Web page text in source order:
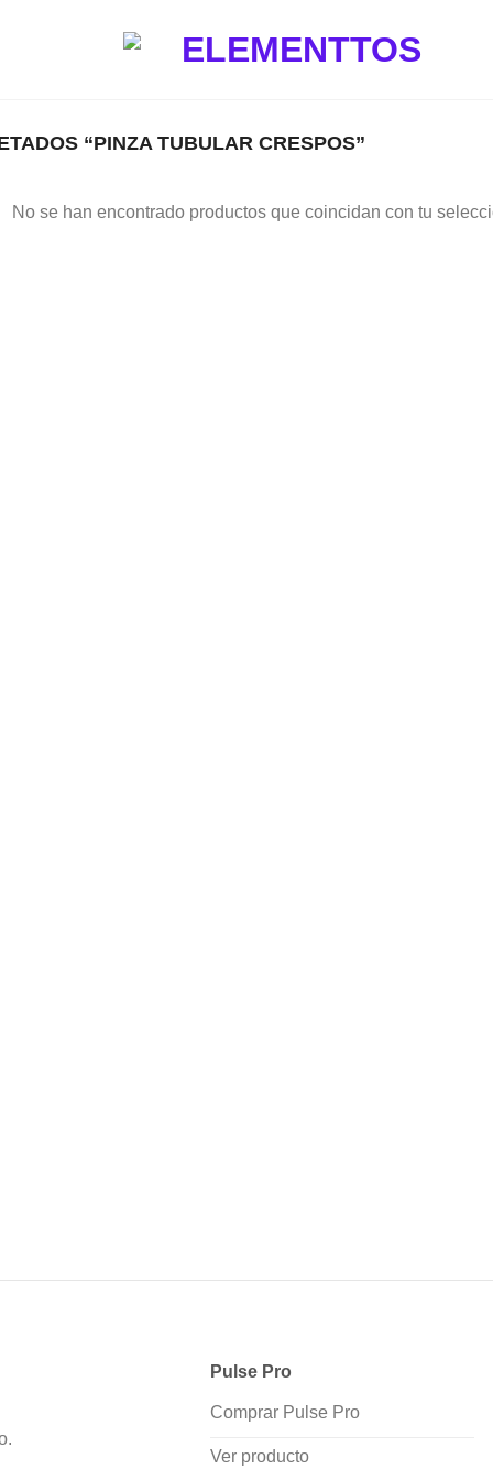
“PINZA TUBULAR CRESPOS”
No se han encontrado productos que coincidan con tu
Pulse Pro
Comprar Pulse Pro
Ver producto